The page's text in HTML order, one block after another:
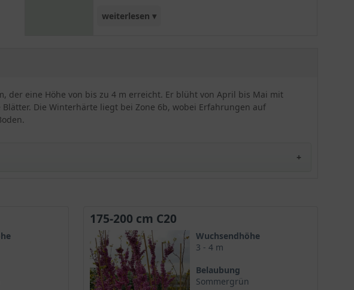
weiterlesen ▾
Plätze in der Sonne oder im Halbschatten, doch
was den Boden betrifft, so gibt sich der
Kanadische Judasbaum " Merlot" mit normalen,
der eine Höhe von bis zu 4 m erreicht. Er blüht von April bis Mai mit
Die Winterhärte liegt bei Zone 6b, wobei Erfahrungen auf
weinroten Blatt, dessen Farbe an einen guten französischen Wein der
175-200 cm C20
Wuchsendhöhe
3 - 4 m
Belaubung
Sommergrün